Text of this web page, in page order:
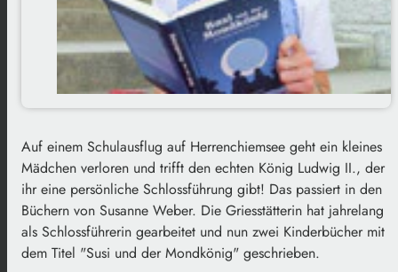
Auf einem Schulausflug auf Herrenchiemsee geht ein kleines
Mädchen verloren und trifft den echten König Ludwig II., der
ihr eine persönliche Schlossführung gibt! Das passiert in den
Büchern von Susanne Weber. Die Griesstätterin hat jahrelang
als Schlossführerin gearbeitet und nun zwei Kinderbücher mit
dem Titel "Susi und der Mondkönig" geschrieben.